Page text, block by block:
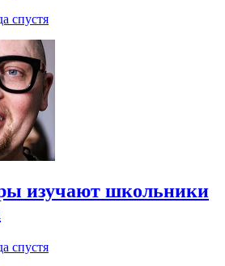
спустя
изучают школьники
спустя